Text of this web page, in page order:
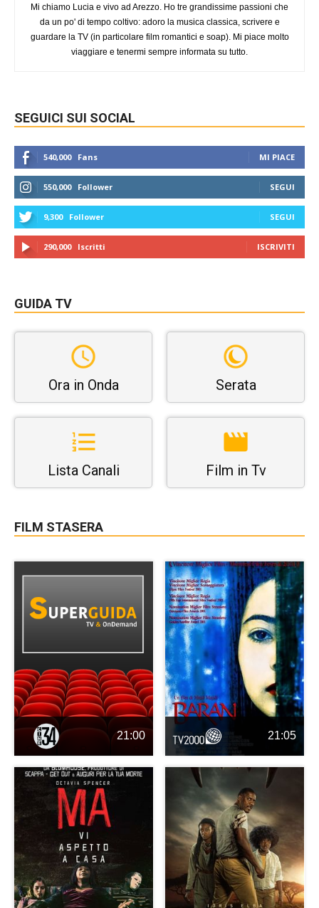
Mi chiamo Lucia e vivo ad Arezzo. Ho tre grandissime passioni che
da un po' di tempo coltivo: adoro la musica classica, scrivere e
guardare la TV (in particolare film romantici e soap). Mi piace molto
viaggiare e tenermi sempre informata su tutto.
SEGUICI SUI SOCIAL
540,000 Fans MI PIACE
550,000 Follower SEGUI
9,300 Follower SEGUI
290,000 Iscritti ISCRIVITI
GUIDA TV
Ora in Onda Serata
Lista Canali Film in Tv
FILM STASERA
21:00 21:05